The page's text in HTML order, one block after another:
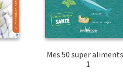
Mes 50 super
1